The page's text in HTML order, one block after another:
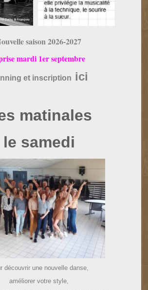
saison 2026-2027
mardi 1er septembre
et inscription ici
matinales
le samedi
découvrir une nouvelle danse,
améliorer votre style,